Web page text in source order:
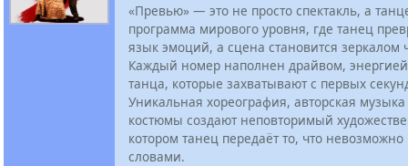
«Превью» — это не просто спектакль, а
программа мирового уровня, где танец
язык эмоций, а сцена становится зеркалом
Каждый номер наполнен драйвом,
танца, которые захватывают с первых
Уникальная хореография, авторская
костюмы создают неповторимый
котором танец передаёт то, что
словами.